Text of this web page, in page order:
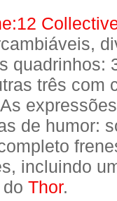
quadrinhos:
três com
de humor:
incluindo
Thor.